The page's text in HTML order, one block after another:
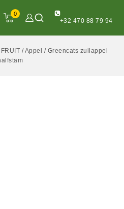
0
+32 470 88 79 94
/ Appel / Greencats zuilappel